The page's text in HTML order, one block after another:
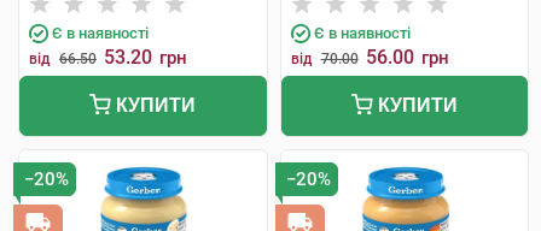
Є в наявності
від 66.50 53.20 грн
КУПИТИ
Є в наявності
від 70.00 56.00 грн
КУПИТИ
−20% −20%